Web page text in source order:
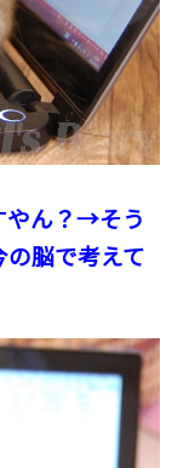
やん？→そう
脳で考えて